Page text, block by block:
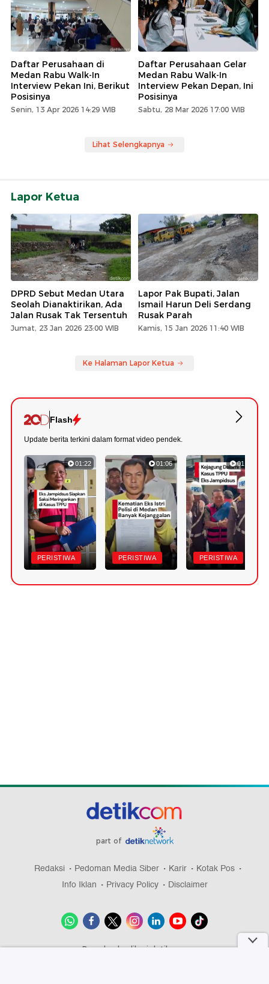
Daftar Perusahaan di
Medan Rabu Walk-In
Interview Pekan Ini, Berikut
Posisinya
Senin, 13 Apr 2026 14:29 WIB
Daftar Perusahaan Gelar
Medan Rabu Walk-In
Interview Pekan Depan, Ini
Posisinya
Sabtu, 28 Mar 2026 17:00 WIB
Lihat Selengkapnya
Lapor Ketua
DPRD Sebut Medan Utara
Seolah Dianaktirikan, Ada
Jalan Rusak Tak Tersentuh
Jumat, 23 Jan 2026 23:00 WIB
Lapor Pak Bupati, Jalan
Ismail Harun Deli Serdang
Rusak Parah
Kamis, 15 Jan 2026 11:40 WIB
Ke Halaman Lapor Ketua
Flash
Update berita terkini dalam format video pendek.
01:22
PERISTIWA
01:06
PERISTIWA
01:18
PERISTIWA
part of
Redaksi Pedoman Media Siber Karir
Kotak Pos
Info Iklan
Privacy Policy Disclaimer
Download aplikasi detikcom